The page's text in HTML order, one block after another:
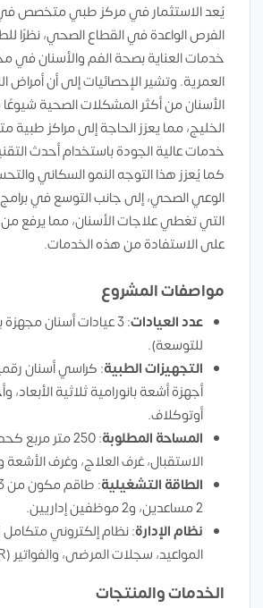
يُعد الاستثمار في مركز طبي متخصص
الفرص الواعدة في القطاع الصحي، نظرًا
خدمات العناية بصحة الفم والأسنان في
العمرية. وتشير الإحصائيات إلى أن
الأسنان من أكثر المشكلات الصحية
الخليج، مما يعزز الحاجة إلى مراكز
خدمات عالية الجودة باستخدام أحدث
كما يُعزز هذا التوجه النمو السكاني
الوعي الصحي، إلى جانب التوسع في
التي تغطي علاجات الأسنان، مما يرفع
على الاستفادة من هذه الخدمات.
مواصفات المشروع
عدد العيادات
: 3 عيادات أسنان مجهزة
للتوسعة).
التجهيزات الطبية: كراسي أسنان
أجهزة أشعة بانورامية ثلاثية الأبعاد،
أوتوكلاف.
المساحة المطلوبة
: 250 متر
الاستقبال، غرف العلاج، وغرف الأشعة
الطاقة التشغيلية
2 مساعدين، و2 موظفين إداريين.
نظام الإدارة: نظام إلكتروني متكامل
المواعيد، سجلات المرضى، والفواتير (EMR).
الخدمات والمنتجات